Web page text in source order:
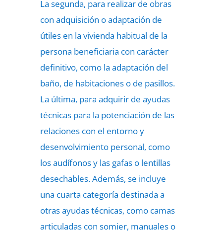
La segunda, para realizar de obras
con adquisición o adaptación de
útiles en la vivienda habitual de la
persona beneficiaria con carácter
definitivo, como la adaptación del
baño, de habitaciones o de pasillos.
La última, para adquirir de ayudas
técnicas para la potenciación de las
relaciones con el entorno y
desenvolvimiento personal, como
los audífonos y las gafas o lentillas
desechables. Además, se incluye
una cuarta categoría destinada a
otras ayudas técnicas, como camas
articuladas con somier, manuales o